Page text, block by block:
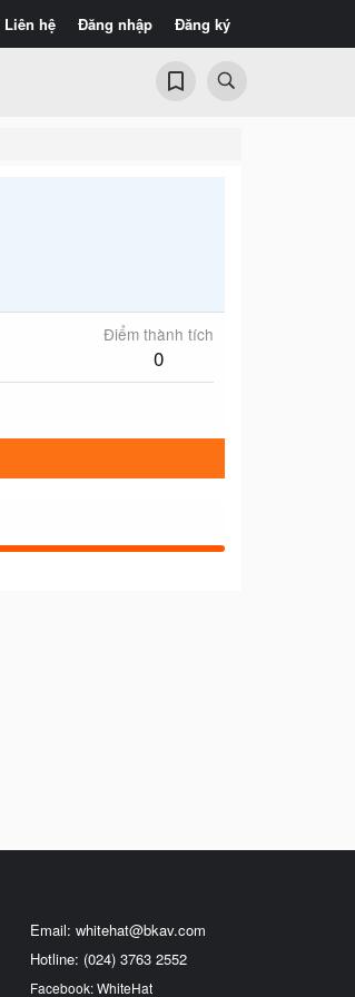
Liên hệ Đăng nhập Đăng ký
Điểm thành tích
0
Email: whitehat@bkav.com
Hotline: (024) 3763 2552
Facebook: WhiteHat